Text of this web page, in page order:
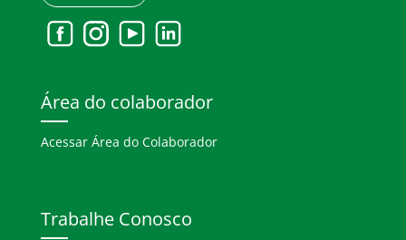
Área do colaborador
Acessar Área do Colaborador
Trabalhe Conosco